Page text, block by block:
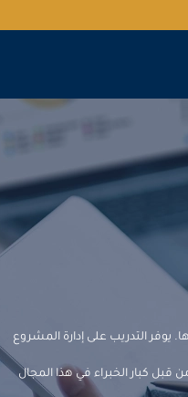
يوفر التدريب على إدارة المشروع
قبل كبار الخبراء في هذا المجال